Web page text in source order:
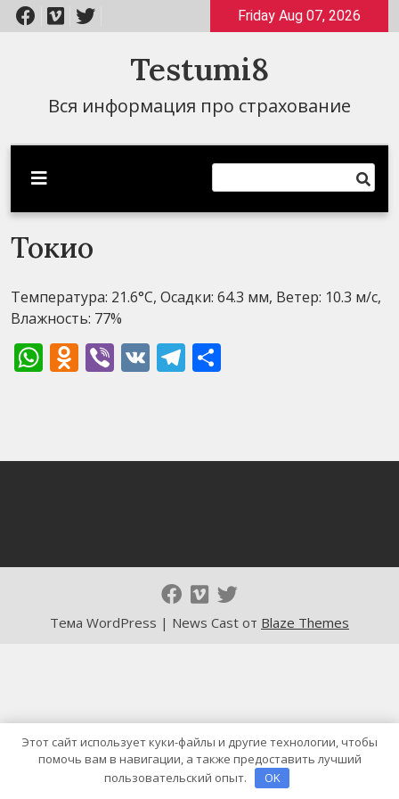
Перейти
к
Friday Aug 07, 2026
Testumi8
Вся информация про страхование
Токио
Температура: 21.6°C, Осадки: 64.3 мм, Ветер: 10.3 м/с,
Влажность: 77%
WhatsApp
Odnoklassniki
Viber
VK Telegram
Тема WordPress | News Cast от Blaze Themes
Этот сайт использует куки-файлы и другие технологии, чтобы
помочь вам в навигации, а также предоставить лучший
пользовательский опыт.
OK